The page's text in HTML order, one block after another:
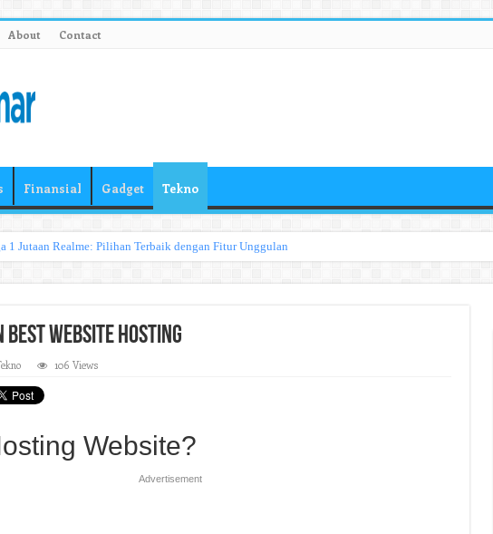
About Contact
Finansial Gadget Tekno
1 Jutaan Realme: Pilihan Terbaik dengan Fitur Unggulan
Best Website Hosting
106 Views
Website?
Advertisement